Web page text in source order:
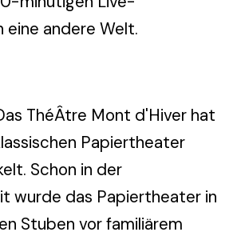
eine andere Welt.
ThéÂtre Mont d'Hiver hat
Papiertheater
Schon in der
wurde das Papiertheater in
Stuben vor familiärem